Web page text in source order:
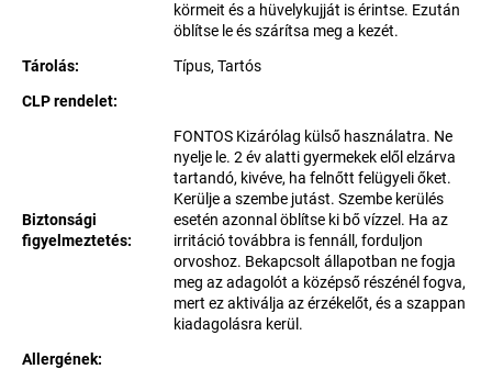
körmeit és a hüvelykujját is érintse. Ezután
öblítse le és szárítsa meg a kezét.
Tárolás:
Típus, Tartós
CLP rendelet:
Biztonsági
figyelmeztetés:
FONTOS Kizárólag külső használatra. Ne
nyelje le. 2 év alatti gyermekek elől elzárva
tartandó, kivéve, ha felnőtt felügyeli őket.
Kerülje a szembe jutást. Szembe kerülés
esetén azonnal öblítse ki bő vízzel. Ha az
irritáció továbbra is fennáll, forduljon
orvoshoz. Bekapcsolt állapotban ne fogja
meg az adagolót a középső részénél fogva,
mert ez aktiválja az érzékelőt, és a szappan
kiadagolásra kerül.
Allergének: